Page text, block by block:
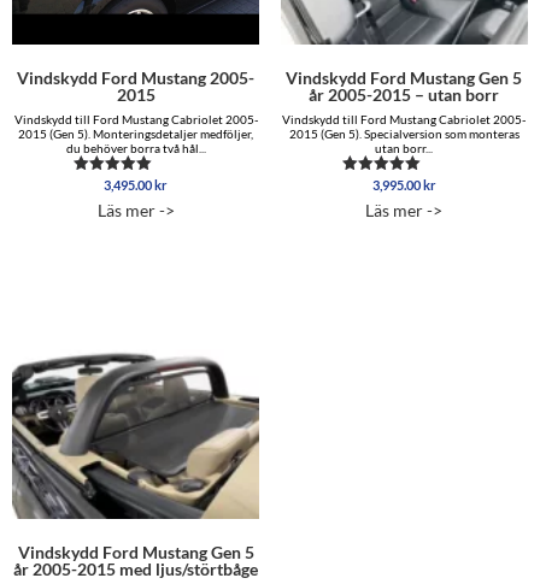
Vindskydd Ford Mustang 2005-
2015
Vindskydd till Ford Mustang Cabriolet 2005-
2015 (Gen 5). Monteringsdetaljer medföljer,
du behöver borra två hål...
Betygsatt
av 5
3,495.00 kr
Läs mer ->
Vindskydd Ford Mustang Gen 5
år 2005-2015 – utan borr
Vindskydd till Ford Mustang Cabriolet 2005-
2015 (Gen 5). Specialversion som monteras
utan borr...
Betygsatt
av 5
3,995.00 kr
Läs mer ->
Vindskydd Ford Mustang Gen 5
år 2005-2015 med ljus/störtbåge